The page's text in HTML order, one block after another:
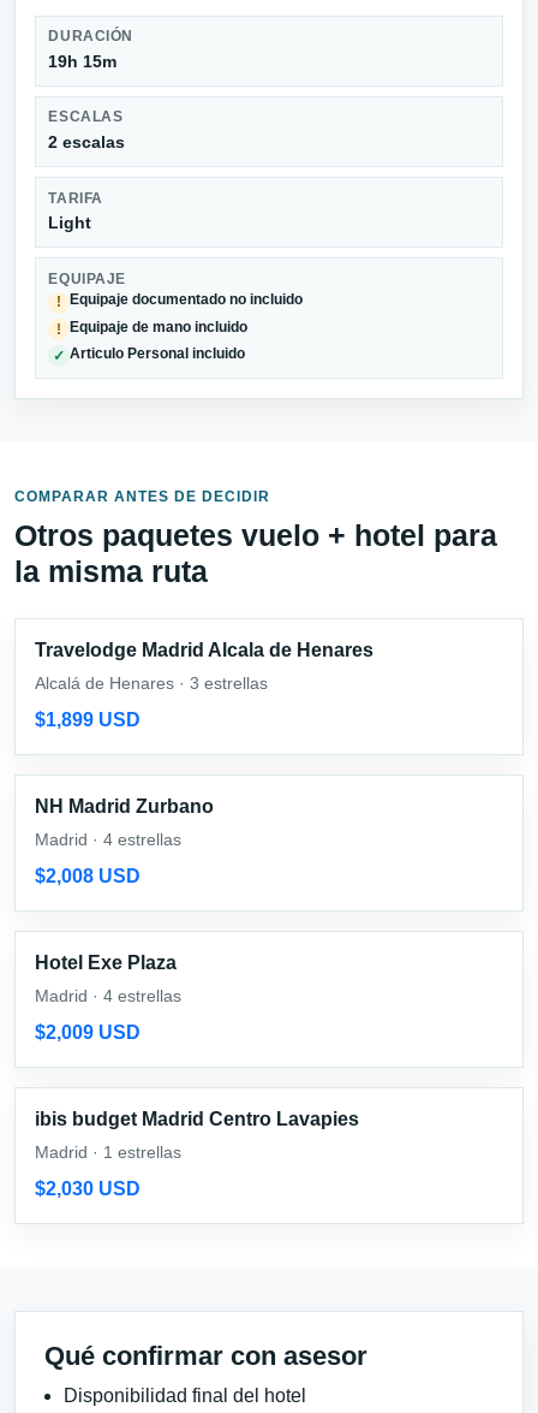
DURACIÓN
19h 15m
ESCALAS
2 escalas
TARIFA
Light
EQUIPAJE
!
Equipaje documentado no incluido
! Equipaje de mano incluido
✓ Articulo Personal incluido
COMPARAR ANTES DE DECIDIR
Otros paquetes vuelo + hotel para
la misma ruta
Travelodge Madrid Alcala de Henares
Alcalá de Henares · 3 estrellas
$1,899 USD
NH Madrid Zurbano
Madrid · 4 estrellas
$2,008 USD
Hotel Exe Plaza
Madrid · 4 estrellas
$2,009 USD
ibis budget Madrid Centro Lavapies
Madrid · 1 estrellas
$2,030 USD
Qué confirmar con asesor
Disponibilidad final del hotel